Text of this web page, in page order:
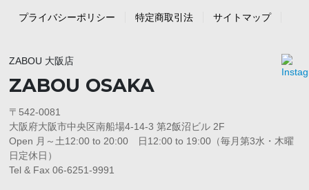
プライバシーポリシー 特定商取引法 サイトマップ
ZABOU 大阪店
ZABOU OSAKA
〒542-0081
大阪府大阪市中央区南船場4-14-3 第2飯沼ビル 2F
Open 月～土12:00 to 20:00 日12:00 to 19:00（毎月第3水・木曜
日定休日）
Tel & Fax 06-6251-9991